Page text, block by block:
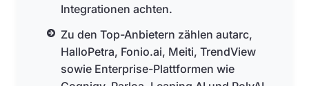
Integrationen achten.
Zu den Top-Anbietern zählen autarc,
HalloPetra, Fonio.ai, Meiti, TrendView
sowie Enterprise-Plattformen wie